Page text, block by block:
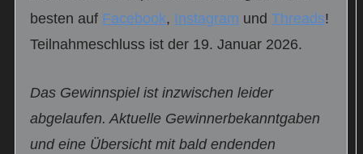
besten auf Facebook, Instagram und Threads!
Teilnahmeschluss ist der 19. Januar 2026.
Das Gewinnspiel ist inzwischen leider
abgelaufen. Aktuelle Gewinnerbekanntgaben
und eine Übersicht mit bald endenden